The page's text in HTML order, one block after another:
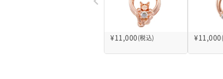
¥11,000 (税込) ¥11,000